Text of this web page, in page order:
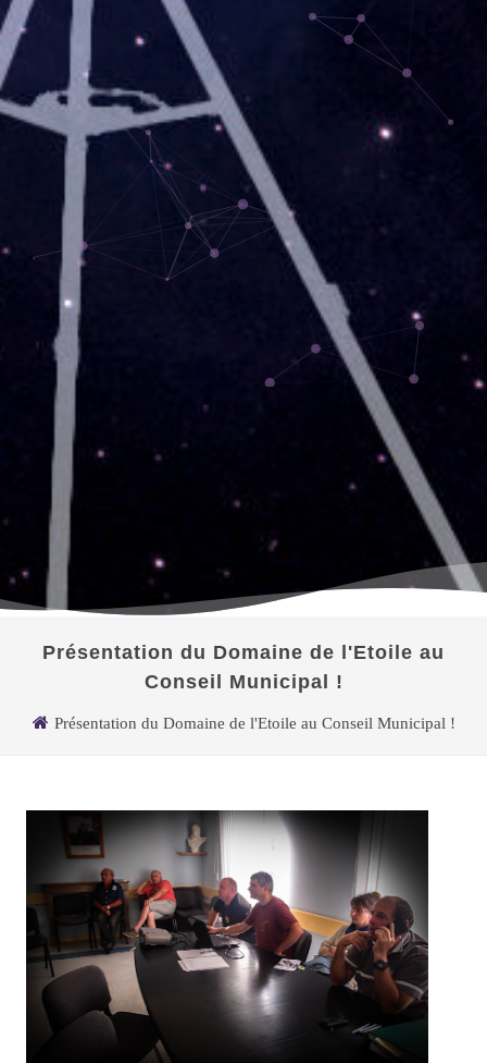
Présentation du Domaine de l'Etoile au
Conseil Municipal !
Présentation du Domaine de l'Etoile au Conseil Municipal !